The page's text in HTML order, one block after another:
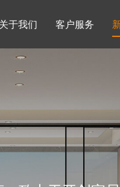
酒柜系列
关于我们 客户服务